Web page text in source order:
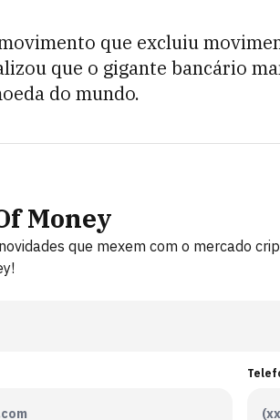
que excluiu
que o gigante bancário
do mundo.
Money
que mexem com o mercado